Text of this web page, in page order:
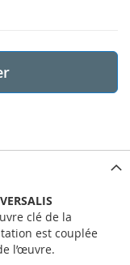
clé de la
est couplée
l’œuvre.